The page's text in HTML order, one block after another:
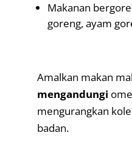
Makanan
goreng, ayam
Amalkan makan
mengandungi
mengurangkan
badan.